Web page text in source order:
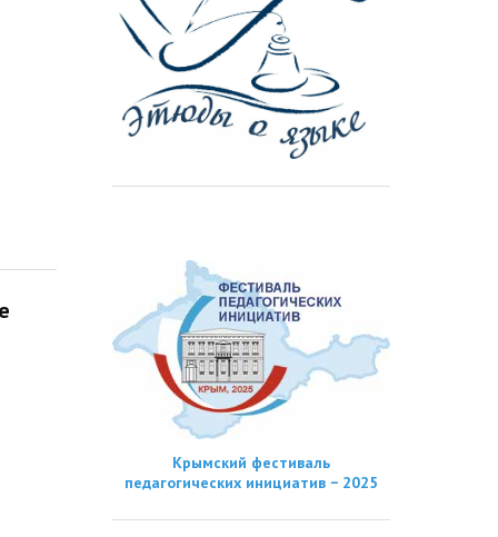
Крымский фестиваль
педагогических инициатив − 2025